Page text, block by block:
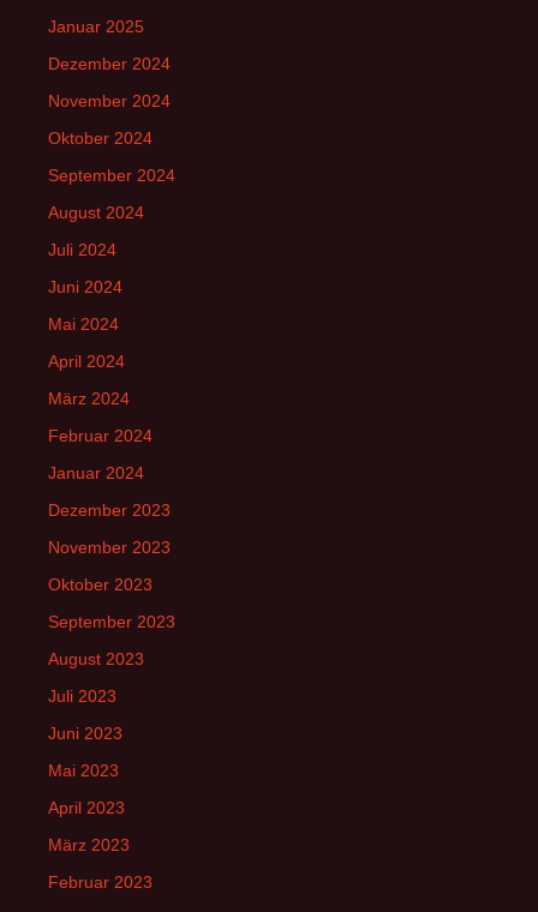
Januar 2025
Dezember 2024
November 2024
Oktober 2024
September 2024
August 2024
Juli 2024
Juni 2024
Mai 2024
April 2024
März 2024
Februar 2024
Januar 2024
Dezember 2023
November 2023
Oktober 2023
September 2023
August 2023
Juli 2023
Juni 2023
Mai 2023
April 2023
März 2023
Februar 2023